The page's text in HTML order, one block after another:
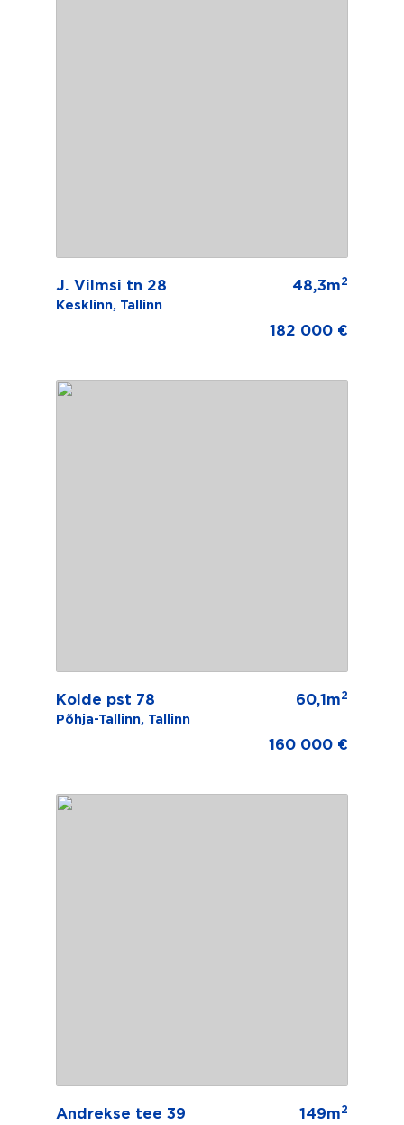
J. Vilmsi tn 28
Kesklinn, Tallinn
48,3m2
182 000 €
Kolde pst 78
Põhja-Tallinn, Tallinn
60,1m2
160 000 €
Andrekse tee 39 149m2